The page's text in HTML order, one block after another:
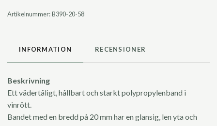
Artikelnummer:B390-20-58
INFORMATION RECENSIONER
Beskrivning
Ett vädertåligt, hållbart och starkt polypropylenband i
vinrött.
Bandet med en bredd på 20 mm har en glansig, len yta och